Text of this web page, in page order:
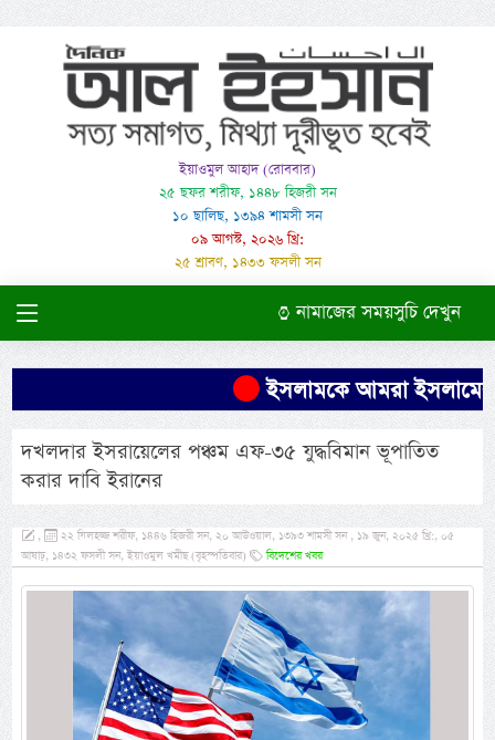
ইয়াওমুল আহাদ (রোববার)
২৫ ছফর শরীফ, ১৪৪৮ হিজরী সন
১০ ছালিছ, ১৩৯৪ শামসী সন
০৯ আগস্ট, ২০২৬ খ্রি:
২৫ শ্রাবণ, ১৪৩৩ ফসলী সন
নামাজের সময়সুচি দেখুন
ইসলামকে আমরা ইসলামের
দখলদার ইসরায়েলের পঞ্চম এফ-৩৫ যুদ্ধবিমান ভূপাতিত
করার দাবি ইরানের
,
২২ যিলহজ্জ শরীফ, ১৪৪৬ হিজরী সন, ২০ আউওয়াল, ১৩৯৩ শামসী সন , ১৯ জুন, ২০২৫ খ্রি:, ০৫
আষাঢ়, ১৪৩২ ফসলী সন, ইয়াওমুল খমীছ (বৃহস্পতিবার)
বিদেশের খবর